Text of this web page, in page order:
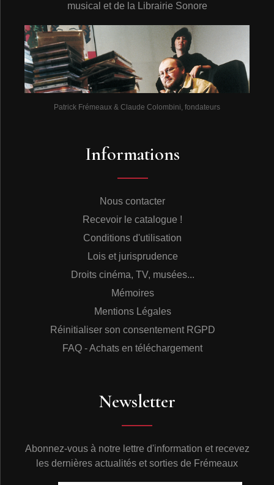
musical et de la Librairie Sonore
Patrick Frémeaux & Claude Colombini, fondateurs
Informations
Nous contacter
Recevoir le catalogue !
Conditions d'utilisation
Lois et jurisprudence
Droits cinéma, TV, musées...
Mémoires
Mentions Légales
Réinitialiser son consentement RGPD
FAQ - Achats en téléchargement
Newsletter
Abonnez-vous à notre lettre d'information et recevez
les dernières actualités et sorties de Frémeaux